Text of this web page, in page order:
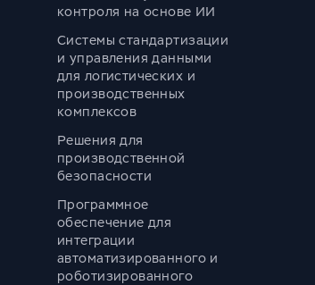
контроля на основе ИИ
Системы стандартизации
и управления данными
для логистических и
производственных
комплексов
Решения для
производственной
безопасности
Программное
обеспечение для
интеграции
автоматизированного и
роботизированного